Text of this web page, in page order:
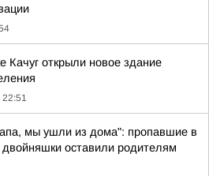
Качуг открыли новое здание
22:51
мы ушли из дома": пропавшие в
двойняшки оставили родителям